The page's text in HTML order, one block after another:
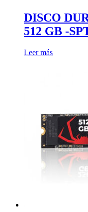
DISCO
512 GB -
Leer más